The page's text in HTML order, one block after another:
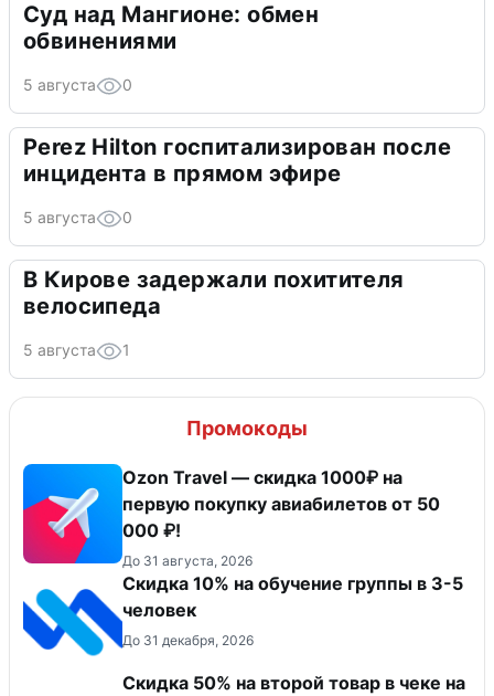
Суд над Мангионе: обмен
обвинениями
5 августа 0
Perez Hilton госпитализирован после
инцидента в прямом эфире
5 августа 0
В Кирове задержали похитителя
велосипеда
5 августа 1
Промокоды
Ozon Travel — скидка 1000₽ на
первую покупку авиабилетов от 50
000 ₽!
До 31 августа, 2026
Скидка 10% на обучение группы в 3-5
человек
До 31 декабря, 2026
Скидка 50% на второй товар в чеке на